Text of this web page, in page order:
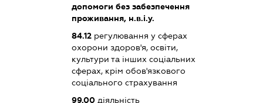
допомоги без забезпечення
проживання, н.в.і.у.
84.12регулювання у сферах
охорони здоров'я, освіти,
культури та інших соціальних
сферах, крім обов'язкового
соціального страхування
99.00діяльність